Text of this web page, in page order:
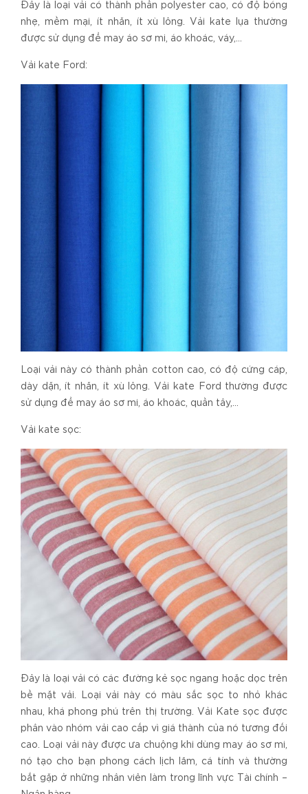
Đây là loại vải có thành phần polyester cao, có độ bóng
nhẹ, mềm mại, ít nhăn, ít xù lông. Vải kate lụa thường
được sử dụng để may áo sơ mi, áo khoác, váy,…
Vải kate Ford:
Loại vải này có thành phần cotton cao, có độ cứng cáp,
dày dặn, ít nhăn, ít xù lông. Vải kate Ford thường được
sử dụng để may áo sơ mi, áo khoác, quần tây,…
Vải kate sọc:
Đây là loại vải có các đường kẻ sọc ngang hoặc dọc trên
bề mặt vải. Loại vải này có màu sắc sọc to nhỏ khác
nhau, khá phong phú trên thị trường. Vải Kate sọc được
phân vào nhóm vải cao cấp vì giá thành của nó tương đối
cao. Loại vải này được ưa chuộng khi dùng may áo sơ mi,
nó tạo cho bạn phong cách lịch lãm, cá tính và thường
bắt gặp ở những nhân viên làm trong lĩnh vực Tài chính –